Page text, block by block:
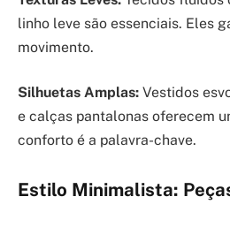
linho leve são essenciais. Eles
movimento.
Silhuetas Amplas: Vestidos
e calças pantalonas oferecem
conforto é a palavra-chave.
Estilo Minimalista: